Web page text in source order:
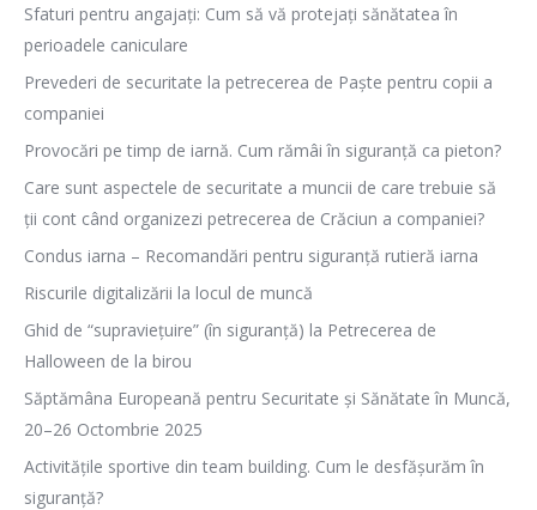
Sfaturi pentru angajați: Cum să vă protejați sănătatea în
perioadele caniculare
Prevederi de securitate la petrecerea de Paște pentru copii a
companiei
Provocări pe timp de iarnă. Cum rămâi în siguranță ca pieton?
Care sunt aspectele de securitate a muncii de care trebuie să
ții cont când organizezi petrecerea de Crăciun a companiei?
Condus iarna – Recomandări pentru siguranță rutieră iarna
Riscurile digitalizării la locul de muncă
Ghid de “supraviețuire” (în siguranță) la Petrecerea de
Halloween de la birou
Săptămâna Europeană pentru Securitate și Sănătate în Muncă,
20–26 Octombrie 2025
Activitățile sportive din team building. Cum le desfășurăm în
siguranță?